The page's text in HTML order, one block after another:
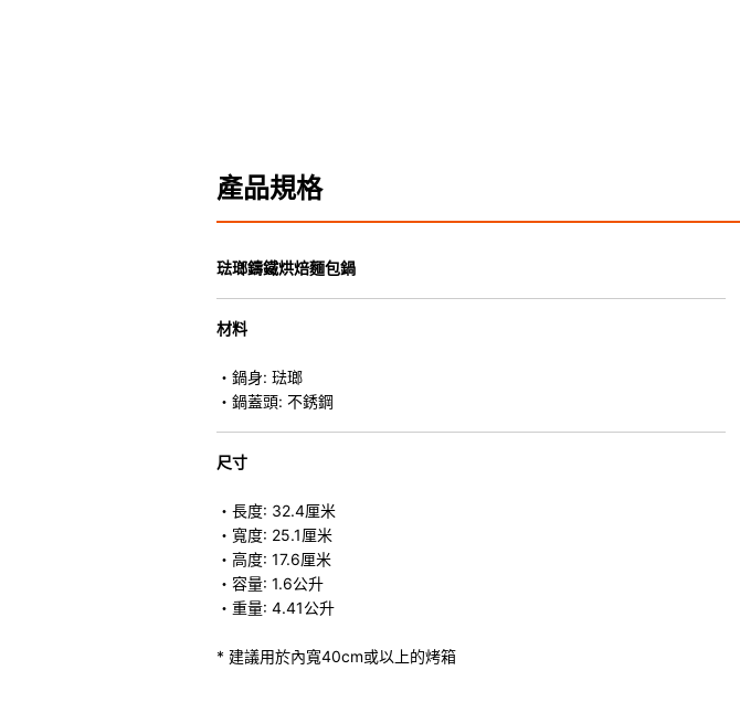
產品規格
琺瑯鑄鐵烘焙麵包鍋
材料
・鍋身: 琺瑯
・鍋蓋頭: 不銹鋼
尺寸
・長度: 32.4厘米
・寬度: 25.1厘米
・高度: 17.6厘米
・容量: 1.6公升
・重量: 4.41公升
* 建議用於內寬40cm或以上的烤箱